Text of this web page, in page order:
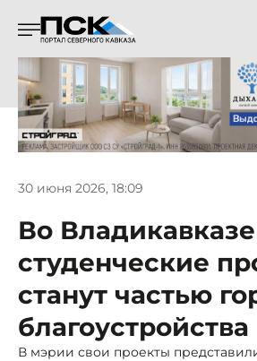
30 июня 2026, 18:09
Во Владикавказе
студенческие
станут частью
благоустройства
В мэрии свои проекты